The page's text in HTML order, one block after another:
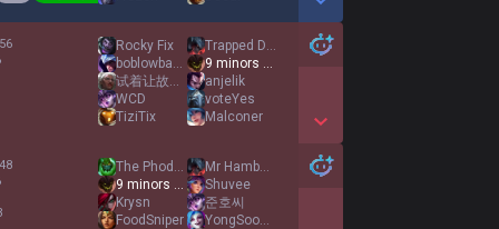
Show More Detail Games
56
Rocky Fix
boblowbasher
试着让故事继续
WCD
TiziTix
Trapped Demon
9 minors 1 ivern
anjelik
voteYes
Malconer
Show More Detail Games
48
The Phodecus
9 minors 1 ivern
Krysn
FoodSniper
Mr Hambaga
Shuvee
준호씨
YongSooChul